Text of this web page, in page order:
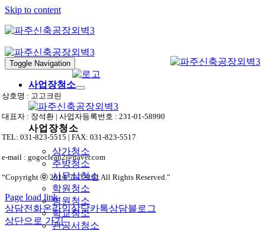
Skip to content
Toggle Navigation
사업장청소
사업장청소
상가청소
주방청소
사무실청소
학원청소
병원청소
학교청소
관공서청소
상호명 : 고고크린
대표자 : 장석환 | 사업자등록번호 : 231-01-58990
TEL: 031-823-5515 | FAX: 031-823-5517
e-mail : gogoclean2@naver.com
“Copyright ⓒ 2014 고고크린 All Rights Reserved.”
Page load link
상담전화온라인상담카톡상담블로그
상단으로 가기